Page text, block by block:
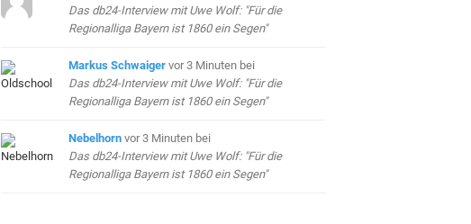
Das db24-Interview mit Uwe Wolf: "Für die
Regionalliga Bayern ist 1860 ein Segen"
Markus Schwaiger vor 3 Minuten bei
Das db24-Interview mit Uwe Wolf: "Für die
Regionalliga Bayern ist 1860 ein Segen"
Nebelhorn vor 3 Minuten bei
Das db24-Interview mit Uwe Wolf: "Für die
Regionalliga Bayern ist 1860 ein Segen"